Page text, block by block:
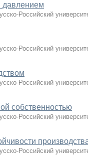
давлением
Российский
Российский
Российский
собственностью
Российский
Российский